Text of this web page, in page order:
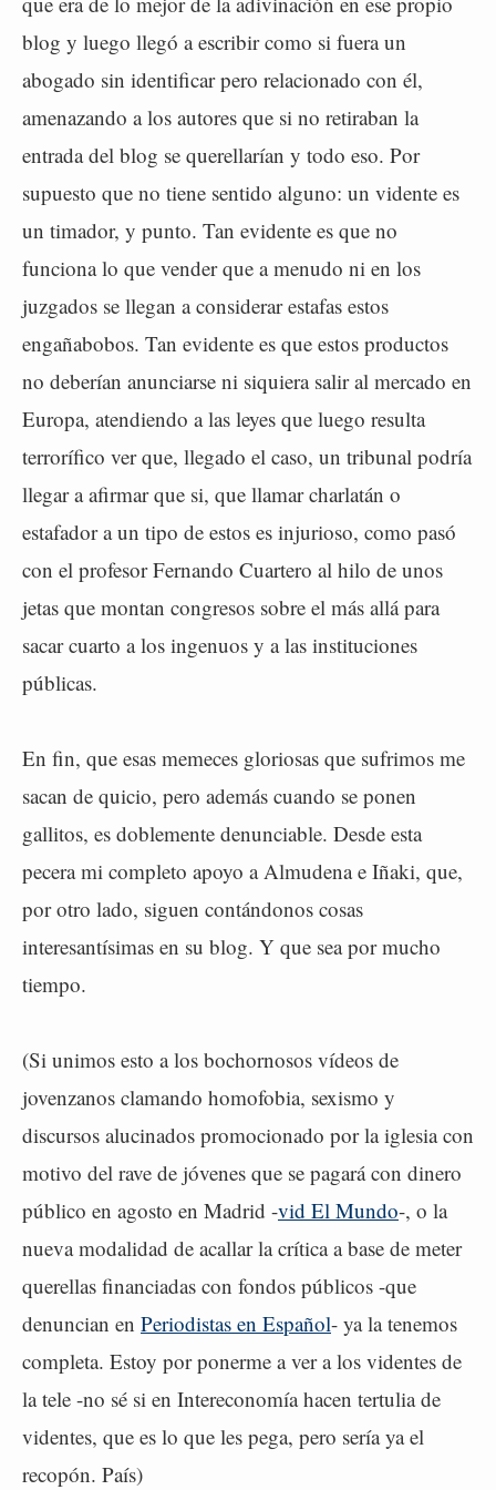
blog y luego llegó a escribir como si fuera un
abogado sin identificar pero relacionado con él,
amenazando a los autores que si no retiraban la
entrada del blog se querellarían y todo eso. Por
supuesto que no tiene sentido alguno: un vidente es
un timador, y punto. Tan evidente es que no
funciona lo que vender que a menudo ni en los
juzgados se llegan a considerar estafas estos
engañabobos. Tan evidente es que estos productos
no deberían anunciarse ni siquiera salir al mercado en
Europa, atendiendo a las leyes que luego resulta
terrorífico ver que, llegado el caso, un tribunal podría
llegar a afirmar que si, que llamar charlatán o
estafador a un tipo de estos es injurioso, como pasó
con el profesor Fernando Cuartero al hilo de unos
jetas que montan congresos sobre el más allá para
sacar cuarto a los ingenuos y a las instituciones
públicas.
En fin, que esas memeces gloriosas que sufrimos me
sacan de quicio, pero además cuando se ponen
gallitos, es doblemente denunciable. Desde esta
pecera mi completo apoyo a Almudena e Iñaki, que,
por otro lado, siguen contándonos cosas
interesantísimas en su blog. Y que sea por mucho
tiempo.
(Si unimos esto a los bochornosos vídeos de
jovenzanos clamando homofobia, sexismo y
discursos alucinados promocionado por la iglesia con
motivo del rave de jóvenes que se pagará con dinero
público en agosto en Madrid -vid El Mundo-, o la
nueva modalidad de acallar la crítica a base de meter
querellas financiadas con fondos públicos -que
denuncian en Periodistas en Español- ya la tenemos
completa. Estoy por ponerme a ver a los videntes de
la tele -no sé si en Intereconomía hacen tertulia de
videntes, que es lo que les pega, pero sería ya el
recopón. País)